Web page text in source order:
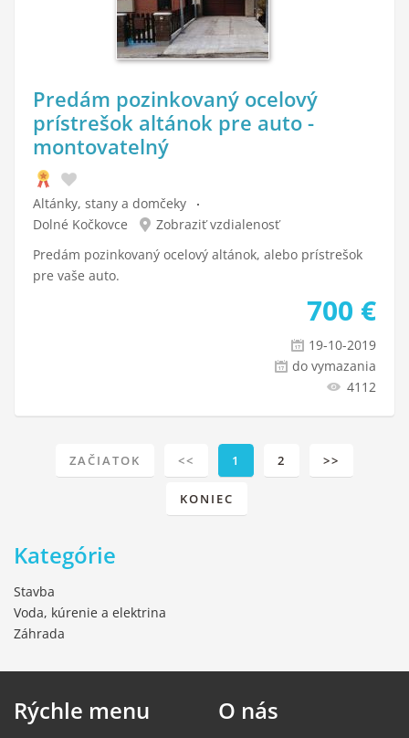
Predám pozinkovaný ocelový
prístrešok altánok pre auto -
montovatelný
Altánky, stany a domčeky
Dolné Kočkovce
Zobraziť vzdialenosť
Predám pozinkovaný ocelový altánok, alebo prístrešok
pre vaše auto.
700 €
19-10-2019
do vymazania
4112
ZAČIATOK << 1 2 >>
KONIEC
Kategórie
Stavba
Voda, kúrenie a elektrina
Záhrada
Rýchle menu O nás